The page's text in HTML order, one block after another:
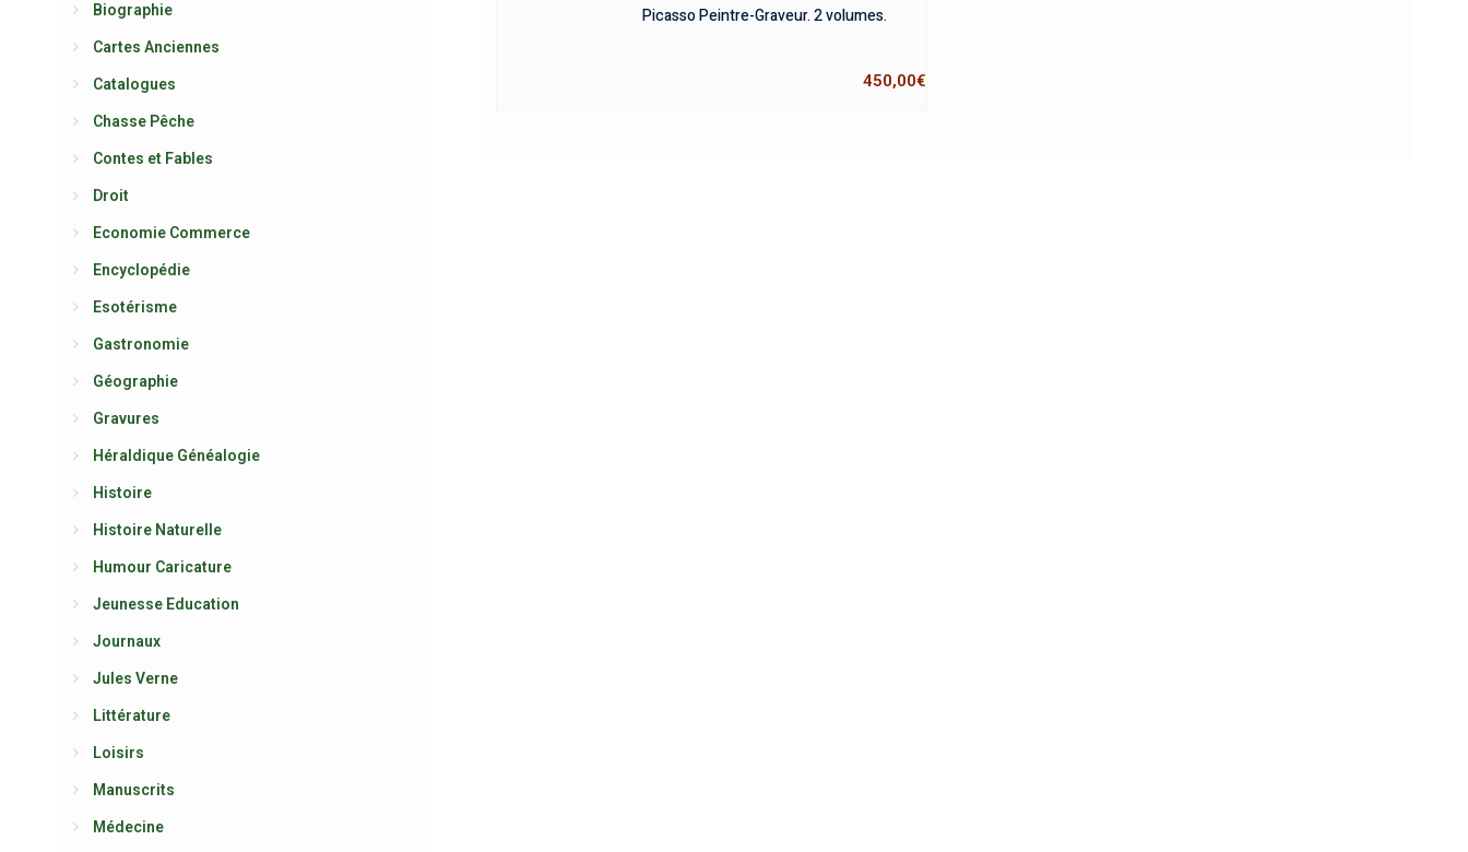
Picasso Peintre-Graveur. 2 volumes.
450,00€
Biographie
Cartes Anciennes
Catalogues
Chasse Pêche
Contes et Fables
Droit
Economie Commerce
Encyclopédie
Esotérisme
Gastronomie
Géographie
Gravures
Héraldique Généalogie
Histoire
Histoire Naturelle
Humour Caricature
Jeunesse Education
Journaux
Jules Verne
Littérature
Loisirs
Manuscrits
Médecine